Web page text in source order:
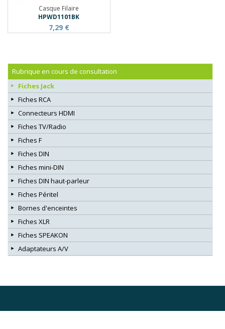
Casque Filaire
HPWD1101BK
7,29 €
Rubrique en cours de consultation
Fiches Jack
Fiches RCA
Connecteurs HDMI
Fiches TV/Radio
Fiches F
Fiches DIN
Fiches mini-DIN
Fiches DIN haut-parleur
Fiches Péritel
Bornes d'enceintes
Fiches XLR
Fiches SPEAKON
Adaptateurs A/V